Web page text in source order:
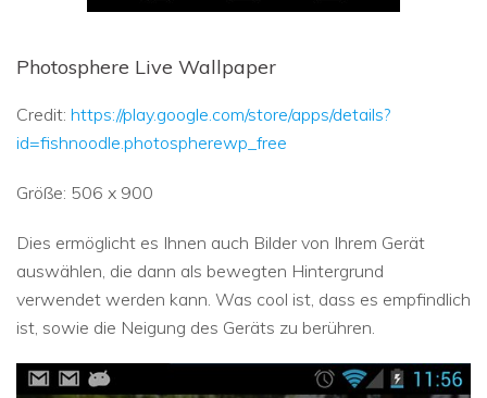
Photosphere Live Wallpaper
Credit: https://play.google.com/store/apps/details?
id=fishnoodle.photospherewp_free
Größe: 506 x 900
Dies ermöglicht es Ihnen auch Bilder von Ihrem Gerät
auswählen, die dann als bewegten Hintergrund
verwendet werden kann. Was cool ist, dass es empfindlich
ist, sowie die Neigung des Geräts zu berühren.